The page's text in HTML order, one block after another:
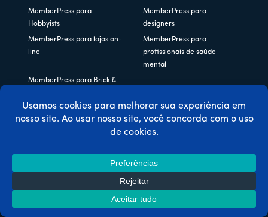
MemberPress para
Hobbyists
MemberPress para
designers
MemberPress para lojas on-
line
MemberPress para
profissionais de saúde
mental
MemberPress para Brick &
Base de conhecimento
Planos e preços
PERGUNTAS FREQUENTES